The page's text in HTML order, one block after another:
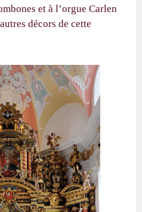
et à l’orgue Carlen
décors de cette